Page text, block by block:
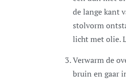
de lange kant
stolvorm
licht met olie.
Verwarm de
bruin en gaar